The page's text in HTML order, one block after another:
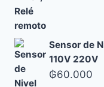
Sensor de
110V 220V
₲60.000